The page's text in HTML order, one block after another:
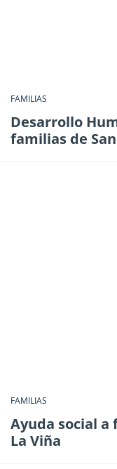
FAMILIAS
Desarrollo
familias de
FAMILIAS
Ayuda social a
La Viña